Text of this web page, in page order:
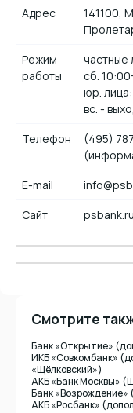
данные
Адрес
141100,
Режим
работы
частные
сб.
юр.
вс. -
Телефон
(495)
E-mail
Сайт
psbank.ru
Смотрите
Банк «Открытие»
ИКБ «Совкомбанк»
«Щёлковский»)
АКБ «Банк Москвы»
Банк
АКБ «Росбанк»